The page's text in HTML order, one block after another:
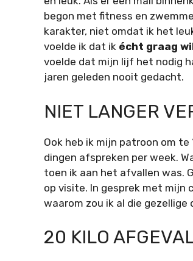
begon met fitness en
karakter, niet omdat ik het
voelde ik dat ik écht graag
voelde dat mijn lijf het nodig
jaren geleden nooit gedacht.
NIET LANGER
Ook heb ik mijn patroon om
dingen afspreken per week.
toen ik aan het afvallen was.
op visite. In gesprek met mijn
waarom zou ik al die
20 KILO